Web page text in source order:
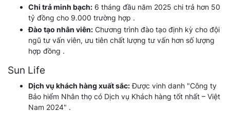
Chi trả minh bạch: 6 tháng đầu năm 2025 chi trả hơn 50
tỷ đồng cho 9.000 trường hợp .
Đào tạo nhân viên: Chương trình đào tạo định kỳ cho đội
ngũ tư vấn viên, ưu tiên chất lượng tư vấn hơn số lượng
hợp đồng .
Sun Life
Dịch vụ khách hàng xuất sắc:Được vinh danh "Công ty
Bảo hiểm Nhân thọ có Dịch vụ Khách hàng tốt nhất – Việt
Nam 2024" .